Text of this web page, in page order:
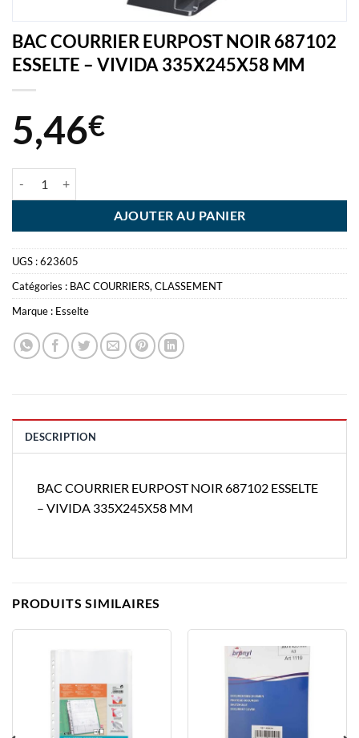
BAC COURRIER EURPOST NOIR 687102
ESSELTE – VIVIDA 335X245X58 MM
5,46€
AJOUTER AU PANIER
UGS :623605
Catégories : BAC COURRIERS, CLASSEMENT
Marque : Esselte
DESCRIPTION
BAC COURRIER EURPOST NOIR 687102 ESSELTE
– VIVIDA 335X245X58 MM
PRODUITS SIMILAIRES